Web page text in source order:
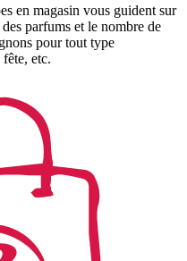
en magasin vous guident sur
parfums et le nombre de
pour tout type
etc.